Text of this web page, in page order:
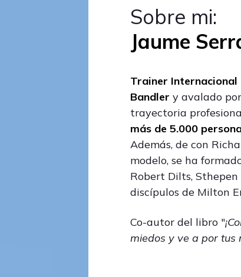
Sobre mi:
Jaume
Trainer Internacional
Bandler y avalado
trayectoria
más de 5.000
Además, de con
modelo, se ha
Robert Dilts,
discípulos de Milton
Co-autor del libro "
miedos y ve a por tus